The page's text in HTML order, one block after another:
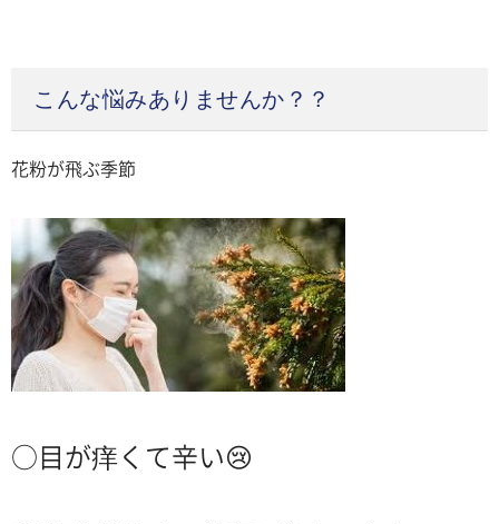
こんな悩みありませんか？？
花粉が飛ぶ季節
○目が痒くて辛い😢